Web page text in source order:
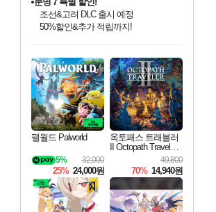
최대 90% 할인가를 만나보세요!
네이버혜택과 함께 만나보세요!
50%할인&추가 적립까지!
마블 투혼 파이팅 소울즈 정식출시!
이니&베니 혜택까지!
네이버 혜택가와 함께 예약하세요!
할인&네이버혜택으로 만나보세요!
네이버페이 혜택과 만나보세요!
40주년 프로모션으로 만나보세요!
할인가에 만나보세요!
일부 에디션 상시 할인!
혜택으로 예약 판매 중
편안하게 충전하세요
팰월드 Palworld
32,000
5%
25% 24,000원
옥토패스 트래블러
II Octopath Traveler I
49,800
70% 14,940원